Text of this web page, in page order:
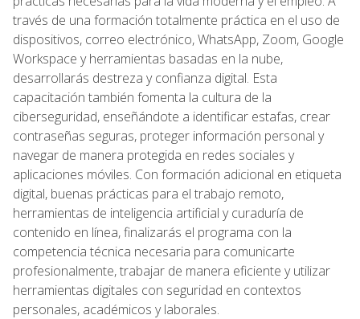
través de una formación totalmente práctica en el uso de
dispositivos, correo electrónico, WhatsApp, Zoom, Google
Workspace y herramientas basadas en la nube,
desarrollarás destreza y confianza digital. Esta
capacitación también fomenta la cultura de la
ciberseguridad, enseñándote a identificar estafas, crear
contraseñas seguras, proteger información personal y
navegar de manera protegida en redes sociales y
aplicaciones móviles. Con formación adicional en etiqueta
digital, buenas prácticas para el trabajo remoto,
herramientas de inteligencia artificial y curaduría de
contenido en línea, finalizarás el programa con la
competencia técnica necesaria para comunicarte
profesionalmente, trabajar de manera eficiente y utilizar
herramientas digitales con seguridad en contextos
personales, académicos y laborales.